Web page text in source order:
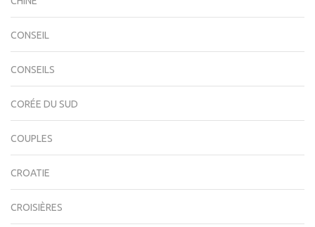
CONSEIL
CONSEILS
CORÉE DU SUD
COUPLES
CROATIE
CROISIÈRES